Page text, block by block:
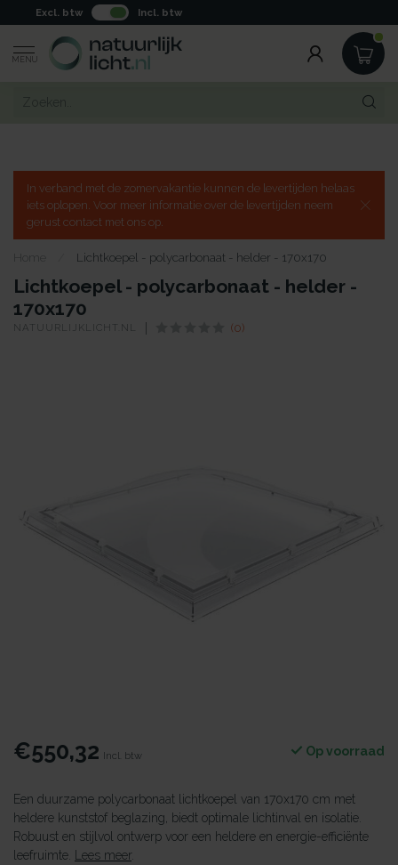
Excl. btw Incl. btw
MENU
In verband met de zomervakantie kunnen de levertijden helaas
iets oplopen. Voor meer informatie over de levertijden neem
gerust contact met ons op.
Home Lichtkoepel - polycarbonaat - helder - 170x170
Lichtkoepel - polycarbonaat - helder -
170x170
NATUURLIJKLICHT.NL (0)
€550,32 Incl. btw Op voorraad
Een duurzame polycarbonaat lichtkoepel van 170x170 cm met
heldere kunststof beglazing, biedt optimale lichtinval en isolatie.
Robuust en stijlvol ontwerp voor een heldere en energie-efficiënte
leefruimte.
Lees meer.